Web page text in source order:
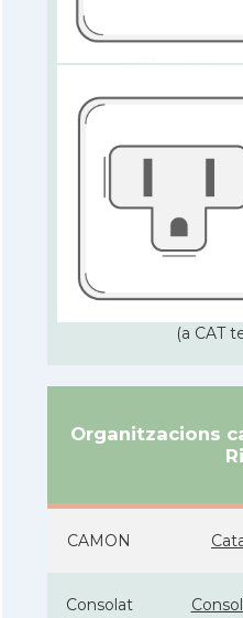
(a CAT
Organitzacions
CAMON
Consolat